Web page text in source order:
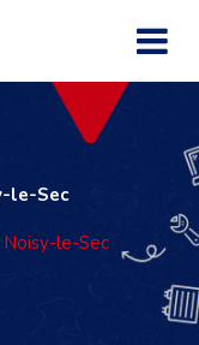
le-Sec
le-Sec